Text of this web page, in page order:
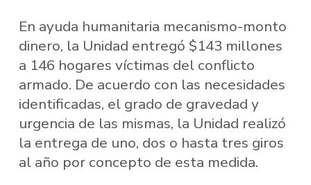
En ayuda humanitaria mecanismo-monto
dinero, la Unidad entregó $143 millones
a 146 hogares víctimas del conflicto
armado. De acuerdo con las necesidades
identificadas, el grado de gravedad y
urgencia de las mismas, la Unidad realizó
la entrega de uno, dos o hasta tres giros
al año por concepto de esta medida.